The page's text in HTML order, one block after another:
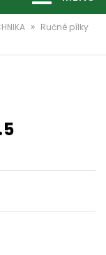
» Ručné pílky